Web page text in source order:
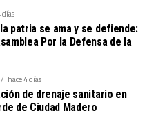
días
la patria se ama y se defiende:
Por la Defensa de la
hace 4 días
de drenaje sanitario en
de Ciudad Madero